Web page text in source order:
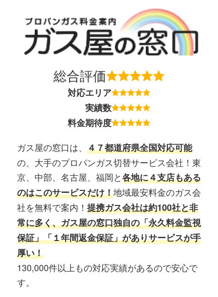
総合評価
対応エリア
実績数
料金期待度
ガス屋の窓口は、 ４７都道府県全国対応可能
の、大手のプロパンガス切替サービス会社！東
京、中部、名古屋、福岡と各地に４支店もある
のはこのサービスだけ！地域最安料金のガス会
社を無料で案内！ 提携ガス会社は約100社と非
常に多く、ガス屋の窓口独自の「永久料金監視
保証」「１年間返金保証」がありサービスが手
厚い！
130,000件以上もの対応実績があるので安心で
す。